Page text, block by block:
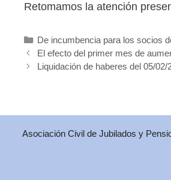
Retomamos la atención
Categorías
De incumbencia para los socios
El efecto del primer mes de
Liquidación de haberes del 05/02/
Asociación Civil de Jubilados y